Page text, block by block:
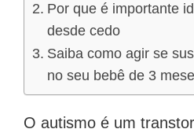
Por que é importante
desde cedo
Saiba como agir se
no seu bebê de 3
O autismo é um